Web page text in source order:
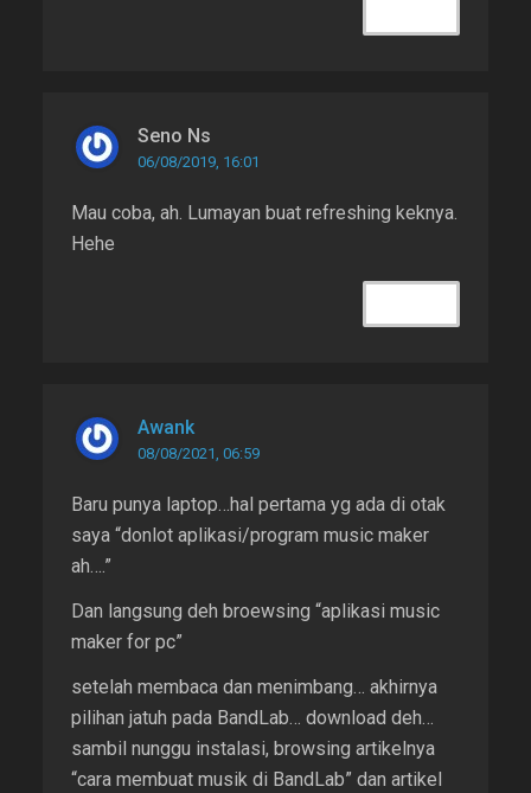
Seno Ns
06/08/2019, 16:01
Mau coba, ah. Lumayan buat refreshing keknya.
Hehe
Awank
08/08/2021, 06:59
Baru punya laptop…hal pertama yg ada di otak
saya “donlot aplikasi/program music maker
ah….”
Dan langsung deh broewsing “aplikasi music
maker for pc”
setelah membaca dan menimbang… akhirnya
pilihan jatuh pada BandLab… download deh…
sambil nunggu instalasi, browsing artikelnya
“cara membuat musik di BandLab” dan artikel